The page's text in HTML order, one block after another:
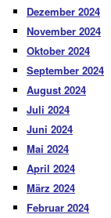
Dezember 2024
November 2024
Oktober 2024
September 2024
August 2024
Juli 2024
Juni 2024
Mai 2024
April 2024
März 2024
Februar 2024